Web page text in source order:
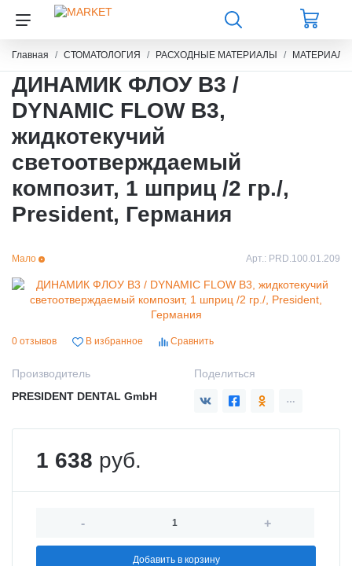
Главная СТОМАТОЛОГИЯ РАСХОДНЫЕ МАТЕРИАЛЫ
ДИНАМИК ФЛОУ B3 /
DYNAMIC FLOW B3,
жидкотекучий
светоотверждаемый
композит, 1 шприц /2 гр./,
President, Германия
Мало Арт.: PRD.100.01.209
0 отзывов В избранное Сравнить
Производитель
PRESIDENT DENTAL GmbH
Поделиться
1 638 руб.
- +
Добавить в корзину